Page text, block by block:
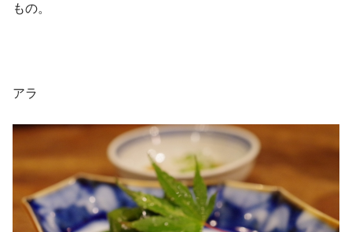
もの。
アラ